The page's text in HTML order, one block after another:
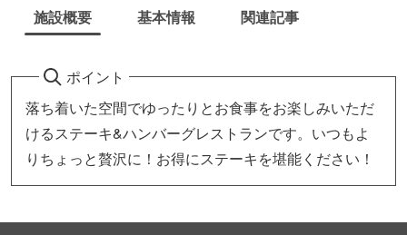
施設概要 基本情報 関連記事
ポイント
落ち着いた空間でゆったりとお食事をお楽しみいただ
けるステーキ&ハンバーグレストランです。いつもよ
りちょっと贅沢に！お得にステーキを堪能ください！